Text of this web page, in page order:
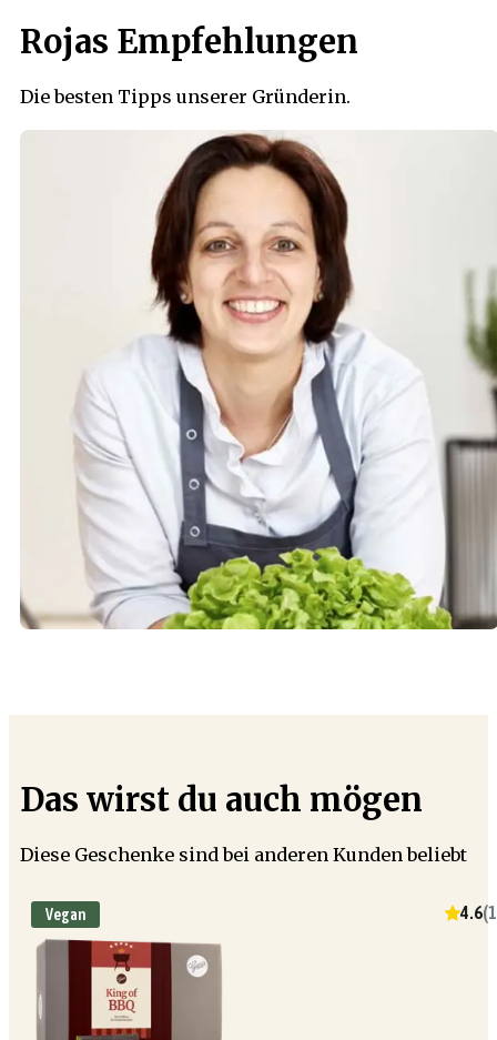
Rojas Empfehlungen
Die besten Tipps unserer Gründerin.
Das wirst du auch mögen
Diese Geschenke sind bei anderen Kunden beliebt
Vegan 4.6(